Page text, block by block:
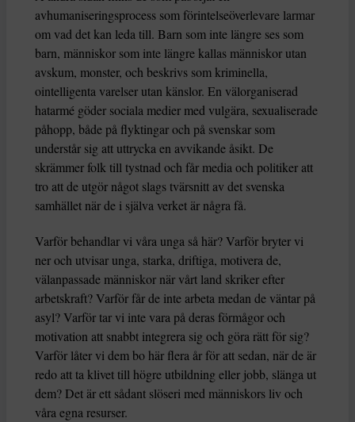
avhumaniseringsprocess som förintelseöverlevare larmar
om vad det kan leda till. Barn som inte längre ses som
barn, människor som inte längre kallas människor utan
avskum, monster, och beskrivs som kriminella,
ointelligenta varelser utan känslor. En välorganiserad
hatarmé göder sociala medier med vulgära, sexualiserade
påhopp, både på flyktingar och på svenskar som
understår sig att uttrycka en avvikande åsikt. De
skrämmer folk till tystnad och får media och politiker att
tro att de utgör något slags tvärsnitt av det svenska
samhället när de i själva verket är några få.
Varför behandlar vi våra unga så här? Varför bryter vi
ner och utvisar unga, starka, driftiga, motivera de,
välanpassade människor när vårt land skriker efter
arbetskraft? Varför får de inte arbeta medan de väntar på
asyl? Varför tar vi inte vara på deras förmågor och
motivation att snabbt integrera sig och göra rätt för sig?
Varför låter vi dem bo här flera år för att sedan, när de är
redo att ta klivet till högre utbildning eller jobb, slänga ut
dem? Det är ett sådant slöseri med människors liv och
våra egna resurser.